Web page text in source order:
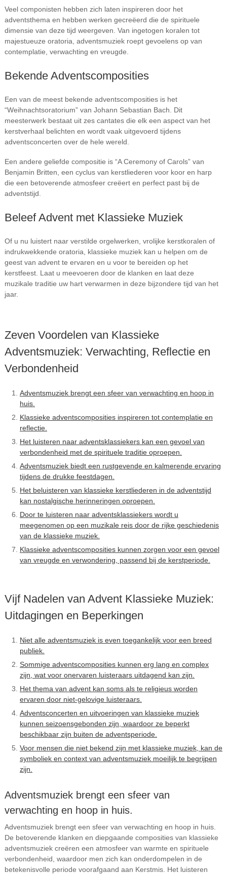
Veel componisten hebben zich laten inspireren door het
adventsthema en hebben werken gecreëerd die de spirituele
dimensie van deze tijd weergeven. Van ingetogen koralen tot
majestueuze oratoria, adventsmuziek roept gevoelens op van
contemplatie, verwachting en vreugde.
Bekende Adventscomposities
Een van de meest bekende adventscomposities is het
“Weihnachtsoratorium” van Johann Sebastian Bach. Dit
meesterwerk bestaat uit zes cantates die elk een aspect van het
kerstverhaal belichten en wordt vaak uitgevoerd tijdens
adventsconcerten over de hele wereld.
Een andere geliefde compositie is “A Ceremony of Carols” van
Benjamin Britten, een cyclus van kerstliederen voor koor en harp
die een betoverende atmosfeer creëert en perfect past bij de
adventstijd.
Beleef Advent met Klassieke Muziek
Of u nu luistert naar verstilde orgelwerken, vrolijke kerstkoralen of
indrukwekkende oratoria, klassieke muziek kan u helpen om de
geest van advent te ervaren en u voor te bereiden op het
kerstfeest. Laat u meevoeren door de klanken en laat deze
muzikale traditie uw hart verwarmen in deze bijzondere tijd van het
jaar.
Zeven Voordelen van Klassieke
Adventsmuziek: Verwachting, Reflectie en
Verbondenheid
Adventsmuziek brengt een sfeer van verwachting en hoop in
huis.
Klassieke adventscomposities inspireren tot contemplatie en
reflectie.
Het luisteren naar adventsklassiekers kan een gevoel van
verbondenheid met de spirituele traditie oproepen.
Adventsmuziek biedt een rustgevende en kalmerende ervaring
tijdens de drukke feestdagen.
Het beluisteren van klassieke kerstliederen in de adventstijd
kan nostalgische herinneringen oproepen.
Door te luisteren naar adventsklassiekers wordt u
meegenomen op een muzikale reis door de rijke geschiedenis
van de klassieke muziek.
Klassieke adventscomposities kunnen zorgen voor een gevoel
van vreugde en verwondering, passend bij de kerstperiode.
Vijf Nadelen van Advent Klassieke Muziek:
Uitdagingen en Beperkingen
Niet alle adventsmuziek is even toegankelijk voor een breed
publiek.
Sommige adventscomposities kunnen erg lang en complex
zijn, wat voor onervaren luisteraars uitdagend kan zijn.
Het thema van advent kan soms als te religieus worden
ervaren door niet-gelovige luisteraars.
Adventsconcerten en uitvoeringen van klassieke muziek
kunnen seizoensgebonden zijn, waardoor ze beperkt
beschikbaar zijn buiten de adventsperiode.
Voor mensen die niet bekend zijn met klassieke muziek, kan de
symboliek en context van adventsmuziek moeilijk te begrijpen
zijn.
Adventsmuziek brengt een sfeer van
verwachting en hoop in huis.
Adventsmuziek brengt een sfeer van verwachting en hoop in huis.
De betoverende klanken en diepgaande composities van klassieke
adventsmuziek creëren een atmosfeer van warmte en spirituele
verbondenheid, waardoor men zich kan onderdompelen in de
betekenisvolle periode voorafgaand aan Kerstmis. Het luisteren